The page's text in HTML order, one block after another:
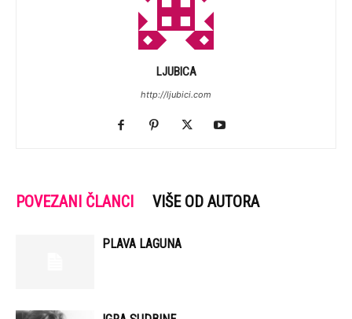
LJUBICA
http://ljubici.com
POVEZANI ČLANCI VIŠE OD AUTORA
PLAVA LAGUNA